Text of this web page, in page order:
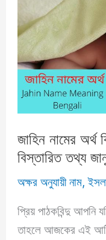
Name
Meaning
in
Bengali
জাহিন নামের
বিস্তারিত তথ্য
অক্ষর অনুযায়ী নাম,
প্রিয় পাঠকবিন্দু আপনি
তাহলে আজকের এই